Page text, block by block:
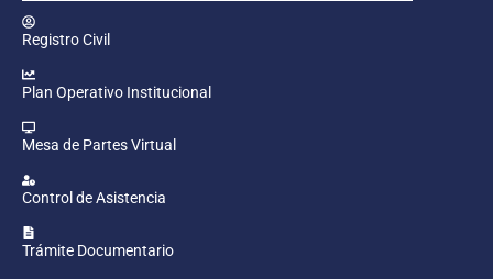
Registro Civil
Plan Operativo Institucional
Mesa de Partes Virtual
Control de Asistencia
Trámite Documentario